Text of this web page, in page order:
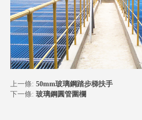
上一條: 50mm玻璃鋼踏步梯扶手
下一條: 玻璃鋼圓管圍欄